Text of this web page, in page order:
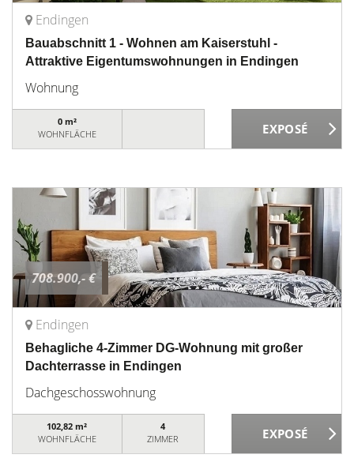
Endingen
Bauabschnitt 1 - Wohnen am Kaiserstuhl -
Attraktive Eigentumswohnungen in Endingen
Wohnung
0 m²
WOHNFLÄCHE
708.900,- €
Endingen
Behagliche 4-Zimmer DG-Wohnung mit großer
Dachterrasse in Endingen
Dachgeschosswohnung
102,82 m²
WOHNFLÄCHE
4
ZIMMER